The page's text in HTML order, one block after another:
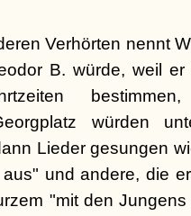
Verhörten nennt
B. würde, weil
würden
Lieder gesungen
und andere, die
"mit den